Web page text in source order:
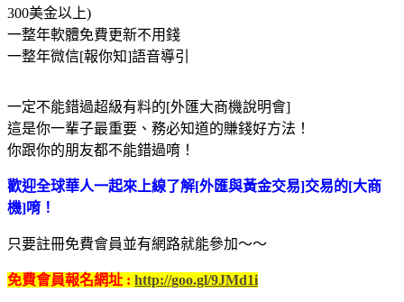
300美金以上)
一整年軟體免費更新不用錢
一整年微信[報你知]語音導引
一定不能錯過超級有料的[外匯大商機說明會]
這是你一輩子最重要、務必知道的賺錢好方法！
你跟你的朋友都不能錯過唷！
歡迎全球華人一起來上線了解[外匯與黃金交易]交易的[大商
機]唷！
只要註冊免費會員並有網路就能參加～～
免費會員報名網址 : http://goo.gl/9JMd1i